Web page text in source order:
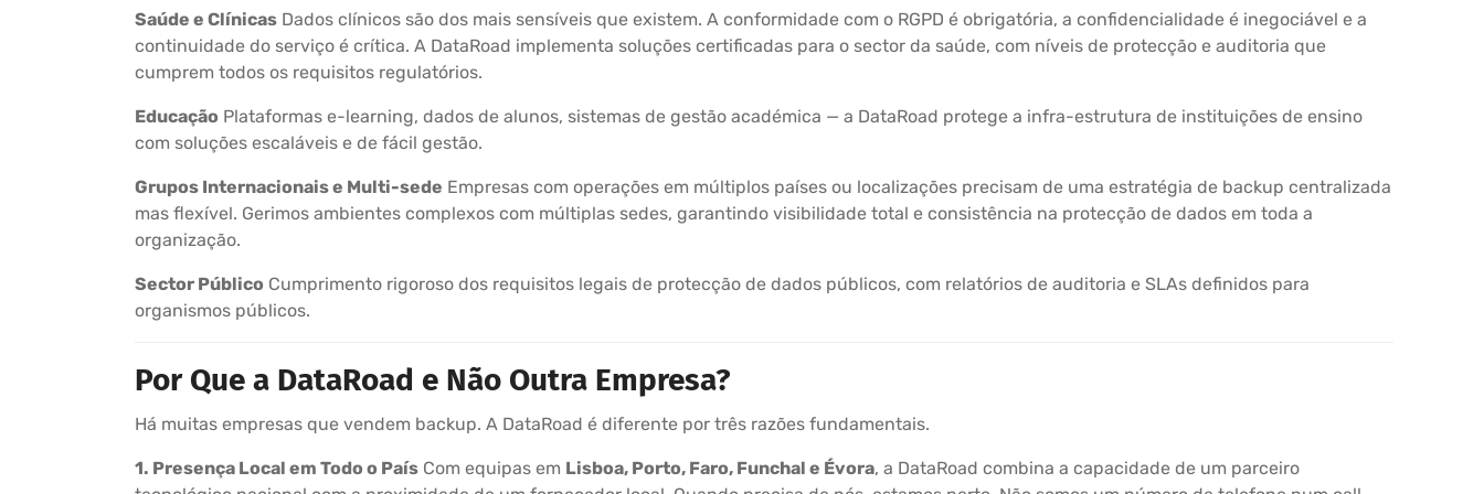
Saúde e Clínicas Dados clínicos são dos mais sensíveis que existem. A conformidade com o RGPD é obrigatória, a confidencialidade é inegociável e a
continuidade do serviço é crítica. A DataRoad implementa soluções certificadas para o sector da saúde, com níveis de protecção e auditoria que
cumprem todos os requisitos regulatórios.
Educação Plataformas e-learning, dados de alunos, sistemas de gestão académica — a DataRoad protege a infra-estrutura de instituições de ensino
com soluções escaláveis e de fácil gestão.
Grupos Internacionais e Multi-sede Empresas com operações em múltiplos países ou localizações precisam de uma estratégia de backup centralizada
mas flexível. Gerimos ambientes complexos com múltiplas sedes, garantindo visibilidade total e consistência na protecção de dados em toda a
organização.
Sector Público Cumprimento rigoroso dos requisitos legais de protecção de dados públicos, com relatórios de auditoria e SLAs definidos para
organismos públicos.
Por Que a DataRoad e Não Outra Empresa?
Há muitas empresas que vendem backup. A DataRoad é diferente por três razões fundamentais.
1. Presença Local em Todo o País Com equipas em Lisboa, Porto, Faro, Funchal e Évora, a DataRoad combina a capacidade de um parceiro